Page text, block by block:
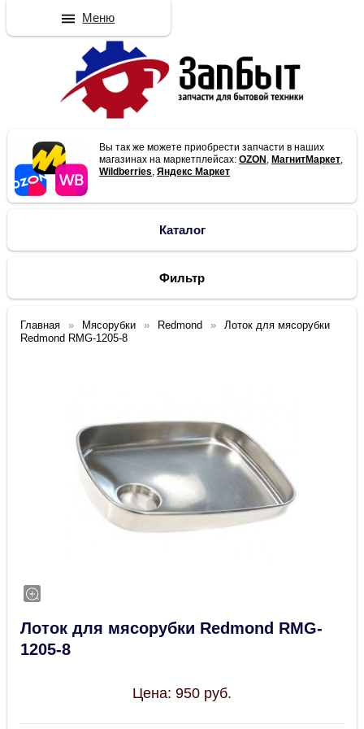
Вы так же можете приобрести запчасти в наших
магазинах на маркетплейсах:OZON , МагнитМаркет,
Wildberries,Яндекс Маркет
Каталог
Фильтр
Главная Мясорубки Redmond
Лоток для мясорубки
Redmond RMG-1205-8
Лоток для мясорубки Redmond RMG-
1205-8
Цена: 950 руб.
Меню